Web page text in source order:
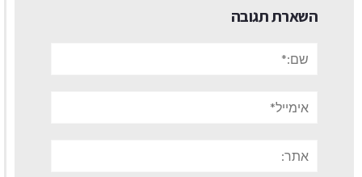
השארת תגובה